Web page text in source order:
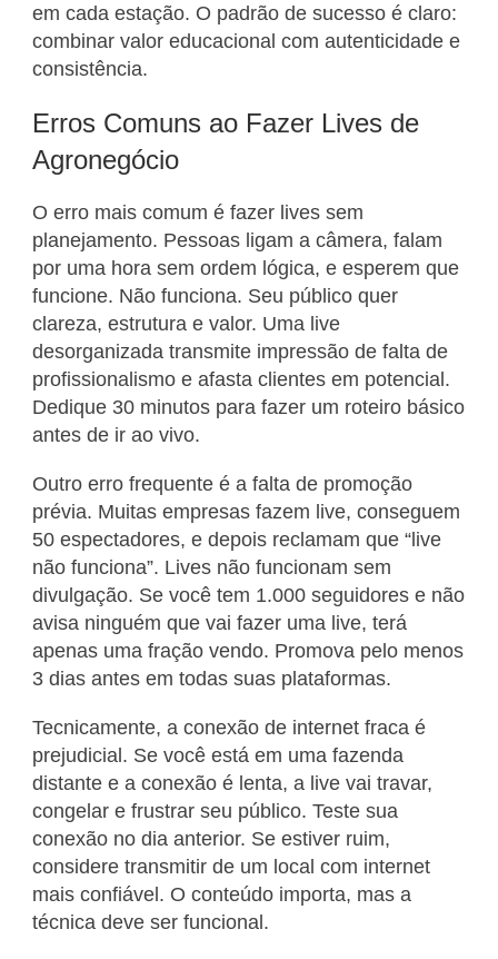
em cada estação. O padrão de sucesso é claro:
combinar valor educacional com autenticidade e
consistência.
Erros Comuns ao Fazer Lives de
Agronegócio
O erro mais comum é fazer lives sem
planejamento. Pessoas ligam a câmera, falam
por uma hora sem ordem lógica, e esperem que
funcione. Não funciona. Seu público quer
clareza, estrutura e valor. Uma live
desorganizada transmite impressão de falta de
profissionalismo e afasta clientes em potencial.
Dedique 30 minutos para fazer um roteiro básico
antes de ir ao vivo.
Outro erro frequente é a falta de promoção
prévia. Muitas empresas fazem live, conseguem
50 espectadores, e depois reclamam que “live
não funciona”. Lives não funcionam sem
divulgação. Se você tem 1.000 seguidores e não
avisa ninguém que vai fazer uma live, terá
apenas uma fração vendo. Promova pelo menos
3 dias antes em todas suas plataformas.
Tecnicamente, a conexão de internet fraca é
prejudicial. Se você está em uma fazenda
distante e a conexão é lenta, a live vai travar,
congelar e frustrar seu público. Teste sua
conexão no dia anterior. Se estiver ruim,
considere transmitir de um local com internet
mais confiável. O conteúdo importa, mas a
técnica deve ser funcional.